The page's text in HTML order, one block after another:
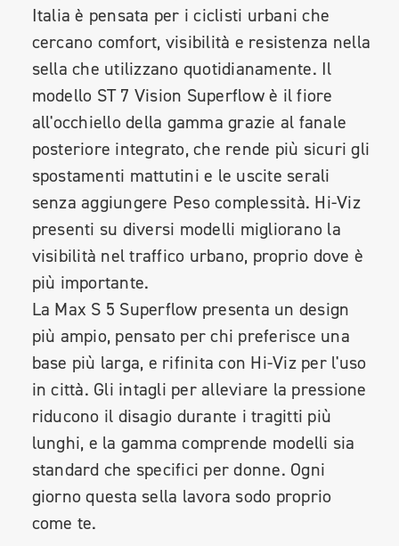
Italia è pensata per i ciclisti urbani che
cercano comfort, visibilità e resistenza nella
sella che utilizzano quotidianamente. Il
modello ST 7 Vision Superflow è il fiore
all'occhiello della gamma grazie al fanale
posteriore integrato, che rende più sicuri gli
spostamenti mattutini e le uscite serali
senza aggiungere Peso complessità. Hi-Viz
presenti su diversi modelli migliorano la
visibilità nel traffico urbano, proprio dove è
più importante.
La Max S 5 Superflow presenta un design
più ampio, pensato per chi preferisce una
base più larga, e rifinita con Hi-Viz per l'uso
in città. Gli intagli per alleviare la pressione
riducono il disagio durante i tragitti più
lunghi, e la gamma comprende modelli sia
standard che specifici per donne. Ogni
giorno questa sella lavora sodo proprio
come te.